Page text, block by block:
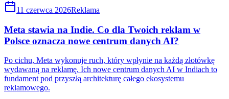
11 czerwca 2026Reklama
Meta stawia na Indie. Co dla Twoich reklam w
Polsce oznacza nowe centrum danych AI?
Po cichu, Meta wykonuje ruch, który wpłynie na każdą złotówkę
wydawaną na reklamę. Ich nowe centrum danych AI w Indiach to
fundament pod przyszłą architekturę całego ekosystemu
reklamowego.